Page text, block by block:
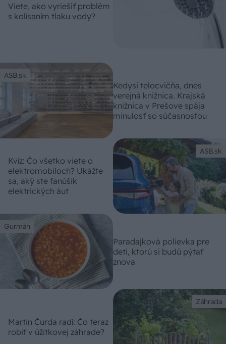
Viete, ako vyriešiť problém
s kolísaním tlaku vody?
ASB.sk
Kedysi telocvičňa, dnes
verejná knižnica. Krajská
knižnica v Prešove spája
minulosť so súčasnosťou
ASB.sk
Kvíz: Čo všetko viete o
elektromobiloch? Ukážte
sa, aký ste fanúšik
elektrických áut
Gurmán
Paradajková polievka pre
deti, ktorú si budú pýtať
znova
Záhrada
Martin Čurda radí: Čo teraz
robiť v úžitkovej záhrade?